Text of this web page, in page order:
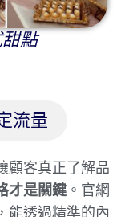
點
流量
顧客真正了解品
才是關鍵 。官網
能透過精準的內